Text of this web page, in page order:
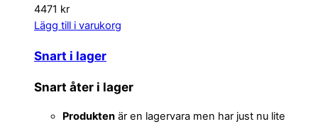
4471 kr
Lägg till i varukorg
Snart i lager
Snart åter i lager
Produkten är en lagervara men har just nu lite